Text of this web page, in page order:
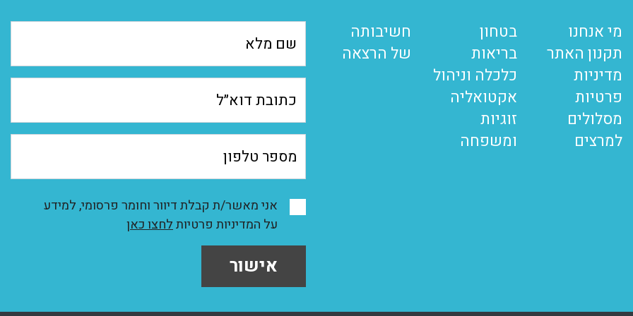
מי אנחנו
תקנון האתר
מדיניות
פרטיות
מסלולים
למרצים
בטחון
בריאות
כלכלה וניהול
אקטואליה
זוגיות
ומשפחה
חשיבותה
של הרצאה
אני מאשר/ת קבלת דיוור וחומר פרסומי, למידע
על המדיניות פרטיותלחצו כאן
אישור